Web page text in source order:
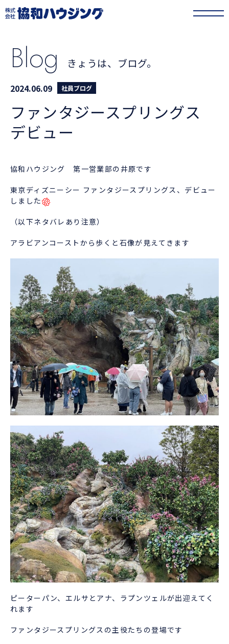
協和ハウジング >きょうは、ブログ。
Blog きょうは、ブログ。
2024.06.09 社員ブログ
ファンタジースプリングス
デビュー
協和ハウジング 第一営業部の井原です
東京ディズニーシー ファンタジースプリングス、デビュー
しました
（以下ネタバレあり注意）
アラビアンコーストから歩くと石像が見えてきます
ピーターパン、エルサとアナ、ラプンツェルが出迎えてく
れます
ファンタジースプリングスの主役たちの登場です